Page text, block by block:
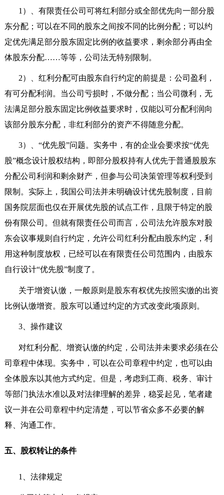
1 ）、有限责任公司可将红利部分或全部优先向一部分股
东分配；可以在不同的股东之间按不同的比例分配；可以约
定优先满足部分股东固定比例的收益要求，剩余部分再由全
体股东分配……等等，公司法无特别限制。
2）、红利分配可由股东自行约定的前提是：公司盈利，
有可分配利润。当公司亏损时，不做分配；当公司微利，无
法满足部分股东固定比例收益要求时，仅能以可分配利润向
该部分股东分配，非红利部分的资产不得随意分配。
3）、“优先股”问题。实务中，有的企业会要求按“优先
股”概念设计股权结构，即部分股权持有人优先于普通股股东
分配公司利润和剩余财产，但参与公司决策管理等权利受到
限制。实际上，我国公司法并未明确设计优先股制度，目前
国务院层面也仅在开展优先股的试点工作，且限于特定的股
份有限公司。但就有限责任公司而言，公司法允许股东对股
东会议事规则自行约定，允许公司红利分配由股东约定，利
用这种制度放权，已经可以在有限责任公司范围内，由股东
自行设计“优先股”制度了。
关于增资认缴，一般原则是股东有权优先按照实缴的出资
比例认缴增资。股东可以通过约定的方式改变此项原则。
3、操作建议
对红利分配、增资认缴的约定，公司法并未要求必须在公
司章程中体现。实务中，可以在公司章程中约定，也可以由
全体股东以其他方式约定。但是，考虑到工商、税务、审计
等部门执法水准以及对法律理解的差异，稳妥起见，笔者建
议一并在公司章程中约定清楚，可以节省众多不必要的解
释、沟通工作。
五、股权转让的条件
1 、法律规定